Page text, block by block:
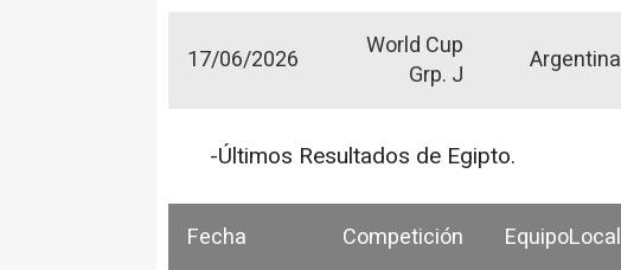
17/06/2026
World Cup
Grp. J
Argentina
-Últimos Resultados de Egipto.
Fecha Competición EquipoLocal